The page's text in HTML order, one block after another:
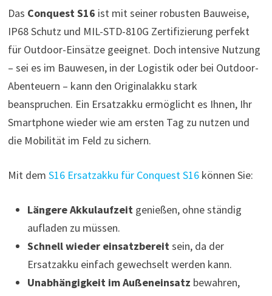
Das Conquest S16 ist mit seiner robusten Bauweise,
IP68 Schutz und MIL-STD-810G Zertifizierung perfekt
für Outdoor-Einsätze geeignet. Doch intensive Nutzung
– sei es im Bauwesen, in der Logistik oder bei Outdoor-
Abenteuern – kann den Originalakku stark
beanspruchen. Ein Ersatzakku ermöglicht es Ihnen, Ihr
Smartphone wieder wie am ersten Tag zu nutzen und
die Mobilität im Feld zu sichern.
Mit dem S16 Ersatzakku für Conquest S16können Sie:
Längere Akkulaufzeit genießen, ohne ständig
aufladen zu müssen.
Schnell wieder einsatzbereit sein, da der
Ersatzakku einfach gewechselt werden kann.
Unabhängigkeit im Außeneinsatz bewahren,